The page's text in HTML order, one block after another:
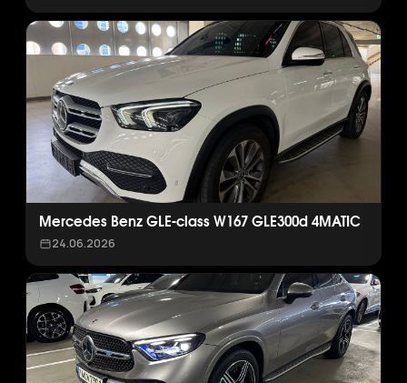
Mercedes Benz GLE-class W167 GLE300d 4MATIC
24.06.2026